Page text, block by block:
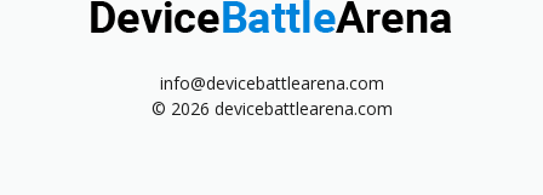
info@devicebattlearena.com
© 2026 devicebattlearena.com